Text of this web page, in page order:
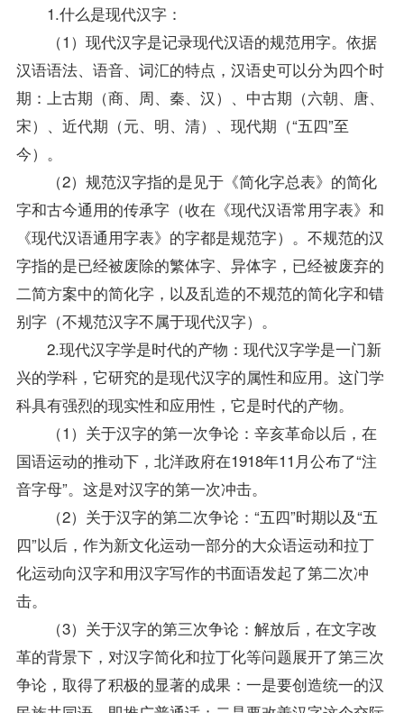
1.什么是现代汉字：
（1）现代汉字是记录现代汉语的规范用字。依据
汉语语法、语音、词汇的特点，汉语史可以分为四个时
期：上古期（商、周、秦、汉）、中古期（六朝、唐、
宋）、近代期（元、明、清）、现代期（“五四”至
今）。
（2）规范汉字指的是见于《简化字总表》的简化
字和古今通用的传承字（收在《现代汉语常用字表》和
《现代汉语通用字表》的字都是规范字）。不规范的汉
字指的是已经被废除的繁体字、异体字，已经被废弃的
二简方案中的简化字，以及乱造的不规范的简化字和错
别字（不规范汉字不属于现代汉字）。
2.现代汉字学是时代的产物：现代汉字学是一门新
兴的学科，它研究的是现代汉字的属性和应用。这门学
科具有强烈的现实性和应用性，它是时代的产物。
（1）关于汉字的第一次争论：辛亥革命以后，在
国语运动的推动下，北洋政府在1918年11月公布了“注
音字母”。这是对汉字的第一次冲击。
（2）关于汉字的第二次争论：“五四”时期以及“五
四”以后，作为新文化运动一部分的大众语运动和拉丁
化运动向汉字和用汉字写作的书面语发起了第二次冲
击。
（3）关于汉字的第三次争论：解放后，在文字改
革的背景下，对汉字简化和拉丁化等问题展开了第三次
争论，取得了积极的显著的成果：一是要创造统一的汉